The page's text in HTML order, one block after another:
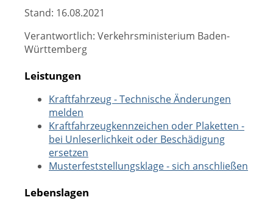
Stand: 16.08.2021
Verantwortlich: Verkehrsministerium Baden-
Württemberg
Leistungen
Kraftfahrzeug - Technische Änderungen
melden
Kraftfahrzeugkennzeichen oder Plaketten -
bei Unleserlichkeit oder Beschädigung
ersetzen
Musterfeststellungsklage - sich anschließen
Lebenslagen